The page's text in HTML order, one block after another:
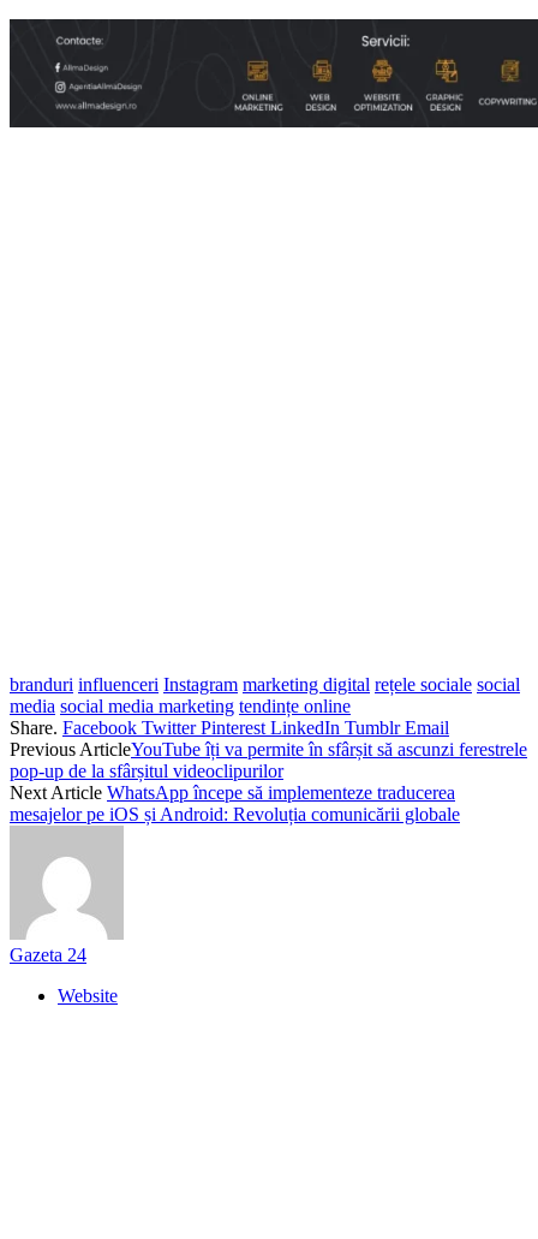
branduri influenceri Instagram marketing digital rețele sociale social
media social media marketing tendințe online
Share. Facebook Twitter Pinterest LinkedIn Tumblr Email
Previous ArticleYouTube îți va permite în sfârșit să ascunzi ferestrele
pop-up de la sfârșitul videoclipurilor
Next Article WhatsApp începe să implementeze traducerea
mesajelor pe iOS și Android: Revoluția comunicării globale
Gazeta 24
Website